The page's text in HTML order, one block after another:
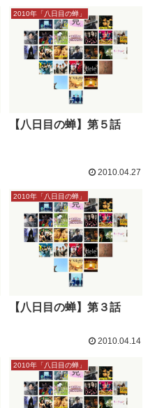
2010年「八日目の蝉」
【八日目の蝉】第５話
2010.04.27
2010年「八日目の蝉」
【八日目の蝉】第３話
2010.04.14
2010年「八日目の蝉」